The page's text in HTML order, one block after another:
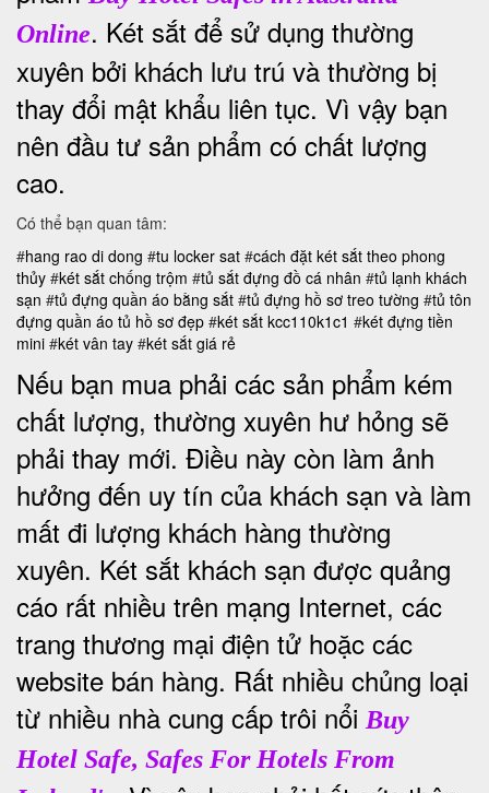
Online. Két sắt để sử dụng thường
xuyên bởi khách lưu trú và thường bị
thay đổi mật khẩu liên tục. Vì vậy bạn
nên đầu tư sản phẩm có chất lượng
cao.
Có thể bạn quan tâm:
#hang rao di dong #tu locker sat #cách đặt két sắt theo phong
thủy #két sắt chống trộm #tủ sắt đựng đồ cá nhân #tủ lạnh khách
sạn #tủ đựng quần áo bằng sắt #tủ đựng hồ sơ treo tường #tủ tôn
đựng quần áo tủ hồ sơ đẹp #két sắt kcc110k1c1 #két đựng tiền
mini #két vân tay #két sắt giá rẻ
Nếu bạn mua phải các sản phẩm kém
chất lượng, thường xuyên hư hỏng sẽ
phải thay mới. Điều này còn làm ảnh
hưởng đến uy tín của khách sạn và làm
mất đi lượng khách hàng thường
xuyên. Két sắt khách sạn được quảng
cáo rất nhiều trên mạng Internet, các
trang thương mại điện tử hoặc các
website bán hàng. Rất nhiều chủng loại
từ nhiều nhà cung cấp trôi nổi Buy
Hotel Safe, Safes For Hotels From